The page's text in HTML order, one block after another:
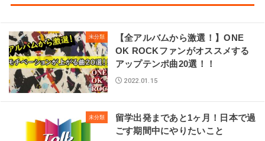
未分類
【全アルバムから激選！】ONE
OK ROCKファンがオススメする
アップテンポ曲20選！！
2022.01.15
未分類
留学出発まであと1ヶ月！日本で過
ごす期間中にやりたいこと